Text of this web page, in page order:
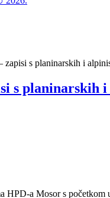
zapisi s planinarskih i
s planinarskih
HPD-a Mosor s